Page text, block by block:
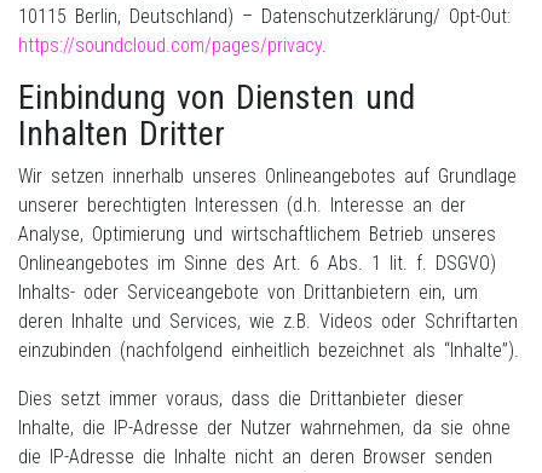
10115 Berlin, Deutschland) – Datenschutzerklärung/ Opt-Out:
https://soundcloud.com/pages/privacy.
Einbindung von Diensten und
Inhalten Dritter
Wir setzen innerhalb unseres Onlineangebotes auf Grundlage
unserer berechtigten Interessen (d.h. Interesse an der
Analyse, Optimierung und wirtschaftlichem Betrieb unseres
Onlineangebotes im Sinne des Art. 6 Abs. 1 lit. f. DSGVO)
Inhalts- oder Serviceangebote von Drittanbietern ein, um
deren Inhalte und Services, wie z.B. Videos oder Schriftarten
einzubinden (nachfolgend einheitlich bezeichnet als “Inhalte”).
Dies setzt immer voraus, dass die Drittanbieter dieser
Inhalte, die IP-Adresse der Nutzer wahrnehmen, da sie ohne
die IP-Adresse die Inhalte nicht an deren Browser senden